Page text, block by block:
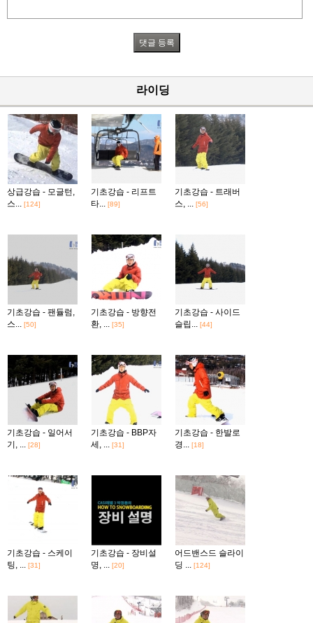
라이딩
상급강습 - 모글턴,
스... [124]
기초강습 - 리프트
타... [89]
기초강습 - 트래버
스, ... [56]
기초강습 - 팬듈럼,
스... [50]
기초강습 - 방향전
환, ... [35]
기초강습 - 사이드
슬립... [44]
기초강습 - 일어서
기, ... [28]
기초강습 - BBP자
세, ... [31]
기초강습 - 한발로
경... [18]
기초강습 - 스케이
팅, ... [31]
기초강습 - 장비설
명, ... [20]
어드밴스드 슬라이
딩 ... [124]